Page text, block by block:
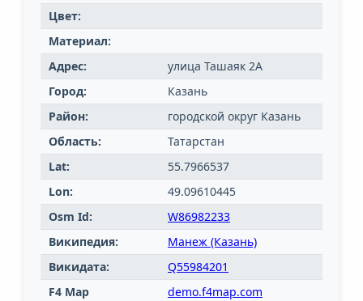
Цвет:
Материал:
Адрес:
улица Ташаяк 2А
Город:
Казань
Район:
городской округ Казань
Область:
Татарстан
Lat:
55.7966537
Lon:
49.09610445
Osm Id:
W86982233
Википедия:
Манеж (Казань)
Викидата:
Q55984201
F4 Map
demo.f4map.com